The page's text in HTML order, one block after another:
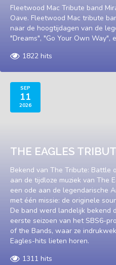
Fleetwood Mac Tribute band
Oave. Fleetwood Mac tribute
naar de hoogtijdagen van de
"Dreams", "Go Your Own Way",
1822 hits
SEP
11
2026
THE EAGLES
Bekend van The Tribute: Battle
aan de tijdloze muziek van The
een ode aan de legendarische
met één missie: de originele
De band werd landelijk bekend
eerste seizoen van het SBS6-
of the Bands, waar ze
Eagles-hits lieten horen.
1311 hits